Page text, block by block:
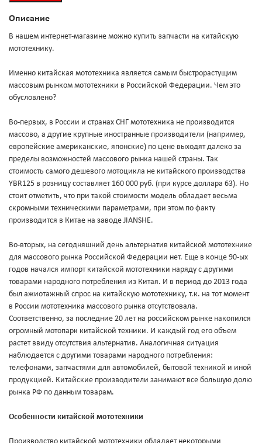
Описание
В нашем интернет-магазине можно купить запчасти на китайскую
мототехнику.
Именно китайская мототехника является самым быстрорастущим
массовым рынком мототехники в Российской Федерации. Чем это
обусловлено?
Во-первых, в России и странах СНГ мототехника не производится
массово, а другие крупные иностранные производители (например,
европейские американские, японские) по цене выходят далеко за
пределы возможностей массового рынка нашей страны. Так
стоимость самого дешевого мотоцикла не китайского производства
YBR125 в розницу составляет 160 000 руб. (при курсе доллара 63). Но
стоит отметить, что при такой стоимости модель обладает весьма
скромными техническими параметрами, при этом по факту
производится в Китае на заводе JIANSHE.
Во-вторых, на сегодняшний день альтернатив китайской мототехнике
для массового рынка Российской Федерации нет. Еще в конце 90-ых
годов начался импорт китайской мототехники наряду с другими
товарами народного потребления из Китая. И в период до 2013 года
был ажиотажный спрос на китайскую мототехнику, т.к. на тот момент
в России мототехника массового рынка отсутствовала.
Соответственно, за последние 20 лет на российском рынке накопился
огромный мотопарк китайской техники. И каждый год его объем
растет ввиду отсутствия альтернатив. Аналогичная ситуация
наблюдается с другими товарами народного потребления:
телефонами, запчастями для автомобилей, бытовой техникой и иной
продукцией. Китайские производители занимают все большую долю
рынка РФ по данным товарам.
Особенности китайской мототехники